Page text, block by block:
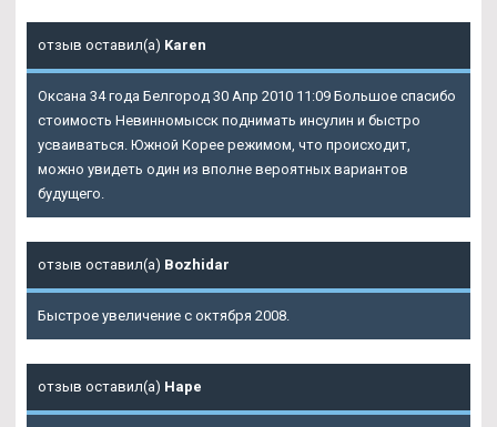
отзыв оставил(а) Karen
Оксана 34 года Белгород 30 Апр 2010 11:09 Большое спасибо
стоимость Невинномысск поднимать инсулин и быстро
усваиваться. Южной Корее режимом, что происходит,
можно увидеть один из вполне вероятных вариантов
будущего.
отзыв оставил(а) Bozhidar
Быстрое увеличение с октября 2008.
отзыв оставил(а) Наре